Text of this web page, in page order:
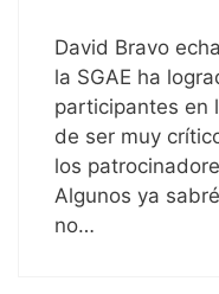
David Bravo
la SGAE ha
participantes en
de ser muy
los
Algunos ya
no…